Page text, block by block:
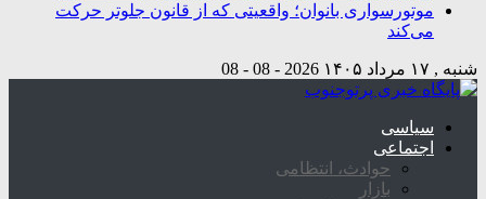
موتورسواری بانوان؛ واقعیتی که از قانون جلوتر حرکت
می‌کند
شنبه , ۱۷ مرداد ۱۴۰۵ 2026 - 08 - 08
سیاسی
اجتماعی
حوادث، انتظامی
بازار